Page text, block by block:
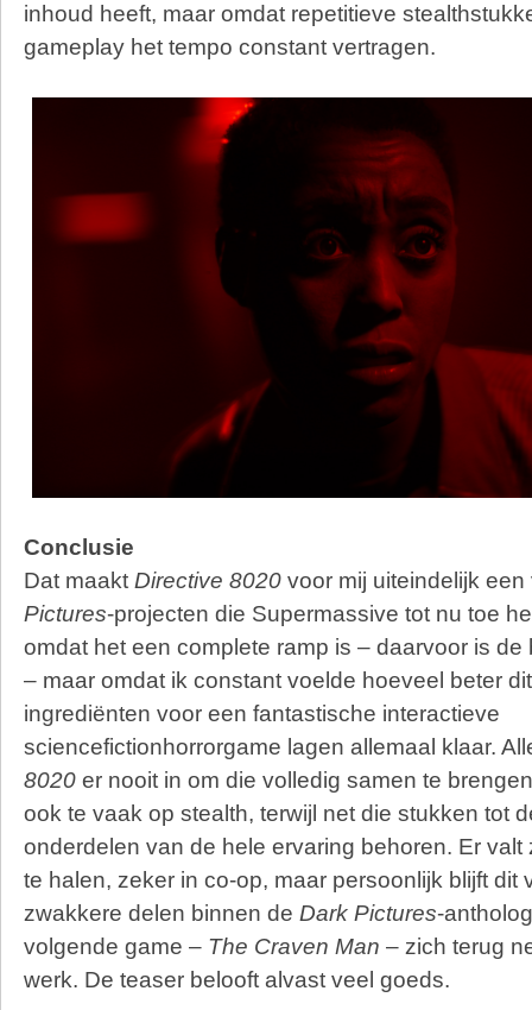
inhoud heeft, maar omdat repetitieve
gameplay het tempo constant vertragen.
Conclusie
Dat maakt Directive 8020 voor mij uiteindelijk
Pictures-projecten die Supermassive tot nu toe
omdat het een complete ramp is – daarvoor is
– maar omdat ik constant voelde hoeveel beter
ingrediënten voor een fantastische interactieve
sciencefictionhorrorgame lagen allemaal klaar.
8020 er nooit in om die volledig samen te
ook te vaak op stealth, terwijl net die stukken tot
onderdelen van de hele ervaring behoren. Er valt
te halen, zeker in co-op, maar persoonlijk blijft dit
zwakkere delen binnen de Dark Pictures-
volgende game – The Craven Man – zich terug
werk. De teaser belooft alvast veel goeds.